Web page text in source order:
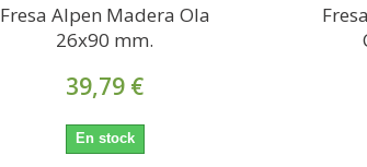
Fresa Alpen Madera Ola
26x90 mm.
39,79 €
En stock